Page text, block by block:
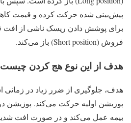
پیش‌بینی شده حرکت کرده و قیمت
برای پوشش دادن ریسک ناشی از افت
فروش (Short position) باز می‌کند.
هدف از این نوع هج کردن
هدف، جلوگیری از ضرر زیاد در زمانی
پوزیشن اولیه حرکت می‌کند. پوزیشن
بیمه عمل می‌کند و در صورت افت شدید